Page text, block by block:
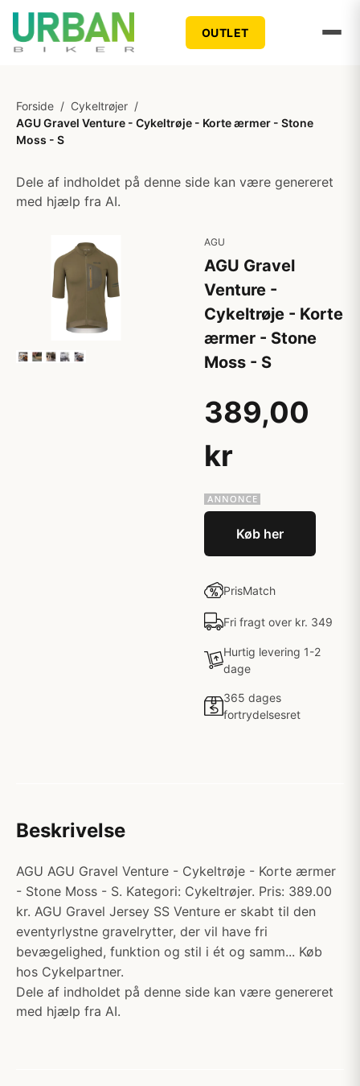
OUTLET
Forside / Cykeltrøjer /
AGU Gravel Venture - Cykeltrøje - Korte ærmer - Stone
Moss - S
Dele af indholdet på denne side kan være genereret
med hjælp fra AI.
AGU
AGU Gravel
Venture -
Cykeltrøje - Korte
ærmer - Stone
Moss - S
389,00
kr
Køb her
PrisMatch
Fri fragt over kr. 349
Hurtig levering 1-2
dage
365 dages
fortrydelsesret
Beskrivelse
AGU AGU Gravel Venture - Cykeltrøje - Korte ærmer
- Stone Moss - S. Kategori: Cykeltrøjer. Pris: 389.00
kr. AGU Gravel Jersey SS Venture er skabt til den
eventyrlystne gravelrytter, der vil have fri
bevægelighed, funktion og stil i ét og samm... Køb
hos Cykelpartner.
Dele af indholdet på denne side kan være genereret
med hjælp fra AI.